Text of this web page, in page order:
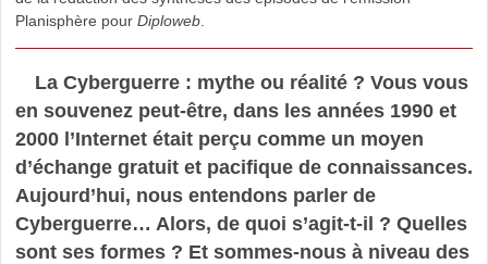
Planisphère pour Diploweb.
La Cyberguerre : mythe ou réalité ? Vous vous
en souvenez peut-être, dans les années 1990 et
2000 l’Internet était perçu comme un moyen
d’échange gratuit et pacifique de connaissances.
Aujourd’hui, nous entendons parler de
Cyberguerre… Alors, de quoi s’agit-t-il ? Quelles
sont ses formes ? Et sommes-nous à niveau des